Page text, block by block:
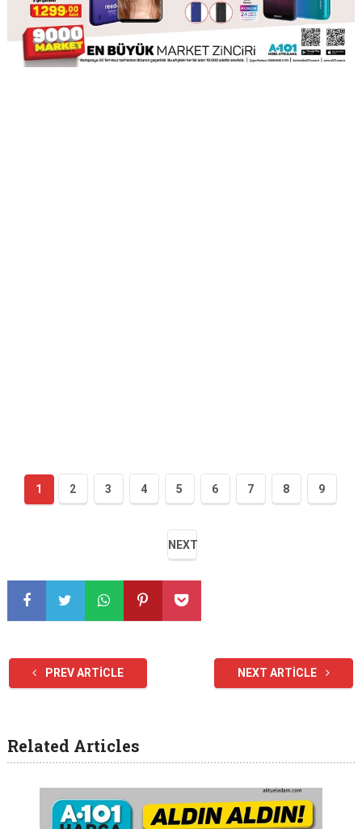
1 2 3 4 5 6 7 8 9
NEXT
PREV ARTICLE NEXT ARTICLE
Related Articles